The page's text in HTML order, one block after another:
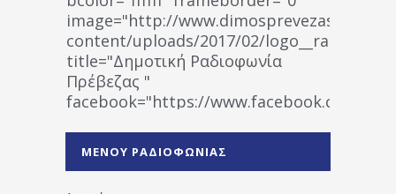
image="http://www.dimosprevezas.gr/wp-
content/uploads/2017/02/
title="Δημοτική Ραδιοφωνία
Πρέβεζας "
facebook="https://www.facebook.com/
1531194763766854/" artist="" ]
ΜΕΝΟΥ ΡΑΔΙΟΦΩΝΙΑΣ